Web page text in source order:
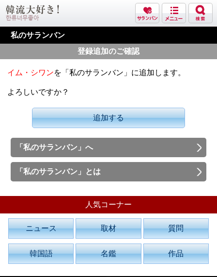
私のサランバン
登録追加のご確認
イム・シワンを「私のサランバン」に追加します。
よろしいですか？
追加する
「私のサランバン」へ
「私のサランバン」とは
人気コーナー
ニュース 取材 質問
韓国語 名鑑 作品